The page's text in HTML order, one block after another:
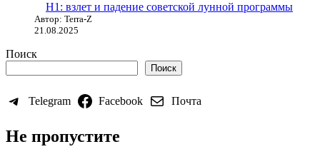
Н1: взлет и падение советской лунной программы
Автор: Terra-Z
21.08.2025
Поиск
Поиск
Telegram Facebook Почта
Не пропустите